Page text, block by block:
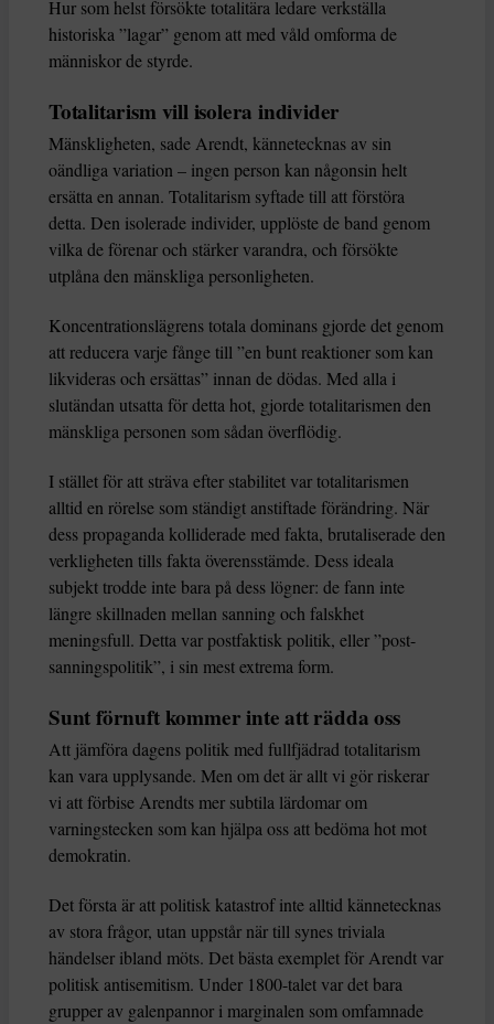
Hur som helst försökte totalitära ledare verkställa
historiska ”lagar” genom att med våld omforma de
människor de styrde.
Totalitarism vill isolera individer
Mänskligheten, sade Arendt, kännetecknas av sin
oändliga variation – ingen person kan någonsin helt
ersätta en annan. Totalitarism syftade till att förstöra
detta. Den isolerade individer, upplöste de band genom
vilka de förenar och stärker varandra, och försökte
utplåna den mänskliga personligheten.
Koncentrationslägrens totala dominans gjorde det genom
att reducera varje fånge till ”en bunt reaktioner som kan
likvideras och ersättas” innan de dödas. Med alla i
slutändan utsatta för detta hot, gjorde totalitarismen den
mänskliga personen som sådan överflödig.
I stället för att sträva efter stabilitet var totalitarismen
alltid en rörelse som ständigt anstiftade förändring. När
dess propaganda kolliderade med fakta, brutaliserade den
verkligheten tills fakta överensstämde. Dess ideala
subjekt trodde inte bara på dess lögner: de fann inte
längre skillnaden mellan sanning och falskhet
meningsfull. Detta var postfaktisk politik, eller ”post-
sanningspolitik”, i sin mest extrema form.
Sunt förnuft kommer inte att rädda oss
Att jämföra dagens politik med fullfjädrad totalitarism
kan vara upplysande. Men om det är allt vi gör riskerar
vi att förbise Arendts mer subtila lärdomar om
varningstecken som kan hjälpa oss att bedöma hot mot
demokratin.
Det första är att politisk katastrof inte alltid kännetecknas
av stora frågor, utan uppstår när till synes triviala
händelser ibland möts. Det bästa exemplet för Arendt var
politisk antisemitism. Under 1800-talet var det bara
grupper av galenpannor i marginalen som omfamnade